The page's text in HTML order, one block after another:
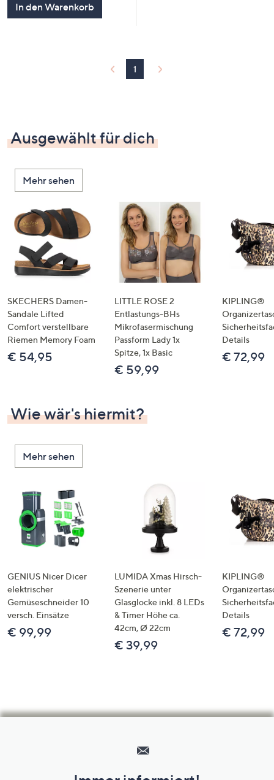
In den Warenkorb
1
Ausgewählt für dich
Mehr sehen
SKECHERS Damen-
Sandale Lifted
Comfort verstellbare
Riemen Memory Foam
€ 54,95
LITTLE ROSE 2
Entlastungs-BHs
Mikrofasermischung
Passform Lady 1x
Spitze, 1x Basic
€ 59,99
KIPLING®
Details
€ 72,99
Wie wär's hiermit?
Mehr sehen
GENIUS Nicer Dicer
elektrischer
Gemüseschneider 10
versch. Einsätze
€ 99,99
LUMIDA Xmas Hirsch-
Szenerie unter
Glasglocke inkl. 8 LEDs
& Timer Höhe ca.
42cm, Ø 22cm
€ 39,99
KIPLING®
Details
€ 72,99